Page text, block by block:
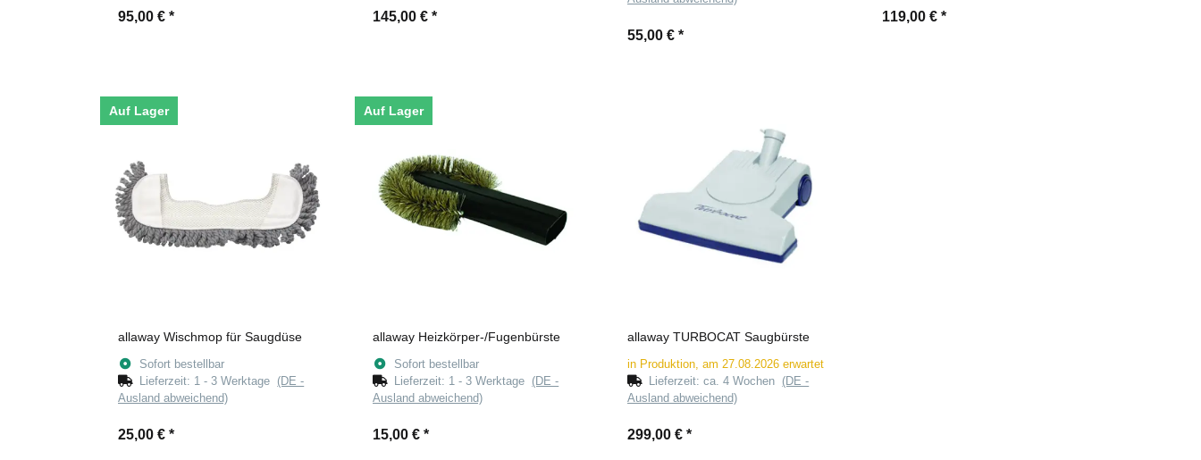
95,00 € * 145,00 € *
55,00 € *
119,00 € *
Auf Lager
allaway Wischmop für Saugdüse
Sofort bestellbar
Lieferzeit: 1 - 3 Werktage (DE -
Ausland abweichend)
25,00 € *
Auf Lager
allaway Heizkörper-/Fugenbürste
Sofort bestellbar
Lieferzeit: 1 - 3 Werktage (DE -
Ausland abweichend)
15,00 € *
allaway TURBOCAT Saugbürste
in Produktion, am 27.08.2026 erwartet
Lieferzeit:ca. 4 Wochen (DE -
Ausland abweichend)
299,00 € *